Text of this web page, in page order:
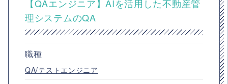
【QAエンジニア】AIを活用した不動産管
理システムのQA
職種
QA/テストエンジニア